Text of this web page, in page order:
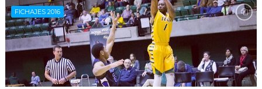
FICHAJES 2016